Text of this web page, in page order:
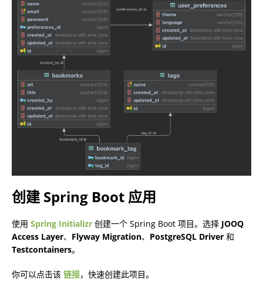
创建 Spring Boot 应用
使用 Spring Initializr 创建一个 Spring Boot 项目。选择 JOOQ
Access Layer、 Flyway Migration、 PostgreSQL Driver 和
Testcontainers。
你可以点击该 链接，快速创建此项目。